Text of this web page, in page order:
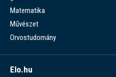
Matematika
Művészet
Orvostudomány
Elo.hu